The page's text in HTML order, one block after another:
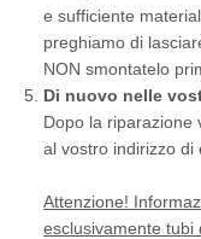
e sufficiente
preghiamo di
NON smontatelo
Di nuovo nelle
Dopo la riparazione
al vostro indirizzo di
Attenzione!
esclusivamente tubi